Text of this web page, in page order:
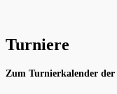
Turniere
Zum Turnierkalender der